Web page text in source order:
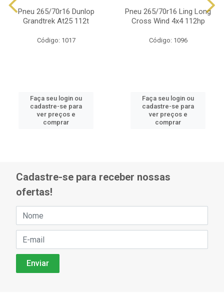
Pneu 265/70r16 Dunlop
Grandtrek At25 112t
Código: 1017
Faça seu login ou
cadastre-se para
ver preços e
comprar
Pneu 265/70r16 Ling Long
Cross Wind 4x4 112hp
Código: 1096
Faça seu login ou
cadastre-se para
ver preços e
comprar
Cadastre-se para receber nossas
ofertas!